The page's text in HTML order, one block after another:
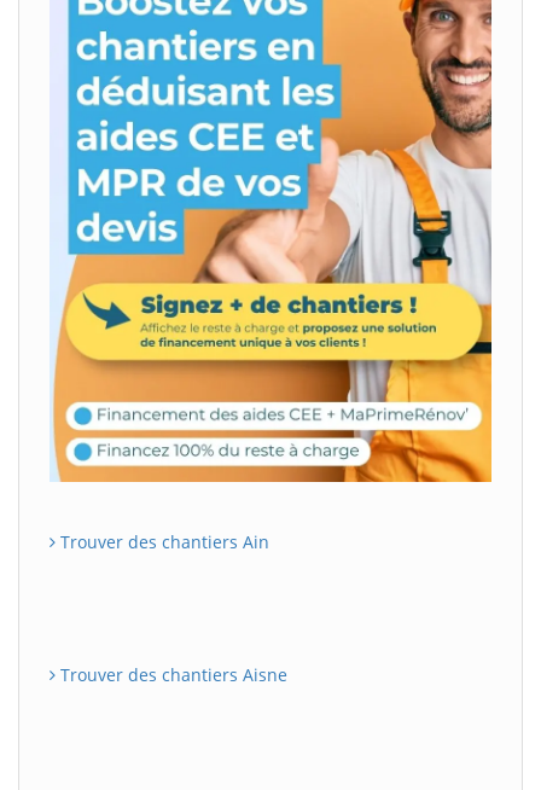
Trouver des chantiers Ain
Trouver des chantiers Aisne